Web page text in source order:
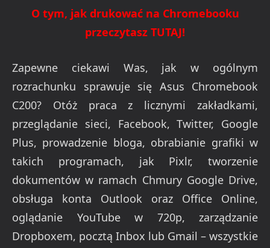
O tym, jak drukować na Chromebooku
przeczytasz TUTAJ!
Zapewne ciekawi Was, jak w ogólnym
rozrachunku sprawuje się Asus Chromebook
C200? Otóż praca z licznymi zakładkami,
przeglądanie sieci, Facebook, Twitter, Google
Plus, prowadzenie bloga, obrabianie grafiki w
takich programach, jak Pixlr, tworzenie
dokumentów w ramach Chmury Google Drive,
obsługa konta Outlook oraz Office Online,
oglądanie YouTube w 720p, zarządzanie
Dropboxem, pocztą Inbox lub Gmail – wszystkie